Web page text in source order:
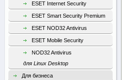
ESET Internet Security
ESET Smart Security Premium
ESET NOD32 Antivirus
ESET Mobile Security
NOD32 Antivirus
для Linux Desktop
Для бизнеса